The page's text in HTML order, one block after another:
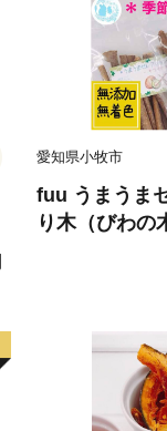
愛知県小牧市
fuu うまうま
り木（びわの